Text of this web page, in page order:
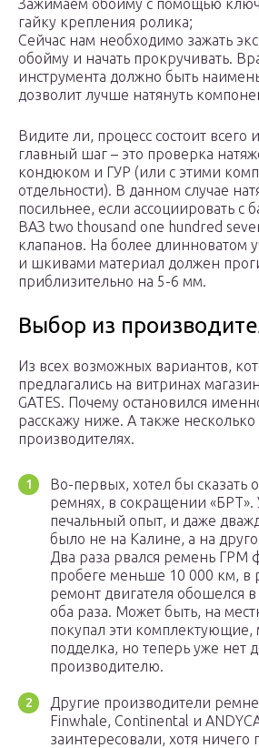
Зажимаем обойму с помощью
гайку крепления ролика;
Сейчас нам необходимо зажать
обойму и начать прокручивать.
инструмента должно быть
дозволит лучше натянуть
Видите ли, процесс состоит всего
главный шаг – это проверка
кондюком и ГУР (или с этими
отдельности). В данном случае
посильнее, если ассоциировать с
ВАЗ two thousand one hundred
клапанов. На более длинноватом
и шкивами материал должен
приблизительно на 5-6 мм.
Выбор из
Из всех возможных вариантов,
предлагались на витринах
GATES. Почему остановился
расскажу ниже. А также несколько
производителях.
Во-первых, хотел бы сказать
ремнях, в сокращении
печальный опыт, и даже
было не на Калине, а на
Два раза рвался ремень
пробеге меньше 10 000 км, в
ремонт двигателя обошелся
оба раза. Может быть, на
покупал эти комплектующие,
подделка, но теперь уже нет
производителю.
Другие производители
Finwhale, Continental и
заинтересовали, хотя ничего